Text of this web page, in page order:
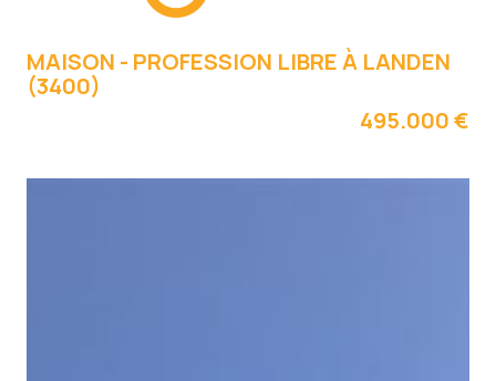
MAISON - PROFESSION LIBRE À LANDEN
(3400)
495.000 €